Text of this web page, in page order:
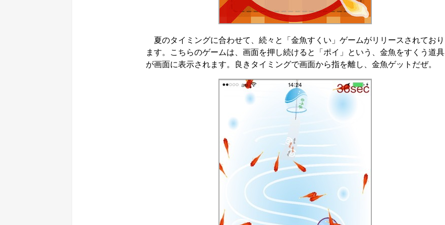
夏のタイミングに合わせて、続々と「金魚すくい」ゲームがリリースされており
ます。こちらのゲームは、画面を押し続けると「ポイ」という、金魚をすくう道具
が画面に表示されます。良きタイミングで画面から指を離し、金魚ゲットだぜ。